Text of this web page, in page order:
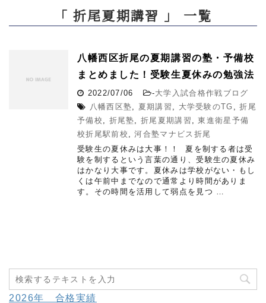
「 折尾夏期講習 」 一覧
八幡西区折尾の夏期講習の塾・予備校
まとめました！受験生夏休みの勉強法
2022/07/06 -大学入試合格作戦ブログ
八幡西区塾, 夏期講習 , 大学受験のTG ,折尾
予備校 , 折尾塾,折尾夏期講習 ,東進衛星予備
校折尾駅前校 ,河合塾マナビス折尾
受験生の夏休みは大事！！ 夏を制する者は受
験を制するという言葉の通り、受験生の夏休み
はかなり大事です。夏休みは学校がない・もし
くは午前中までなので通常より時間がありま
す。その時間を活用して弱点を見つ …
2026年 合格実績